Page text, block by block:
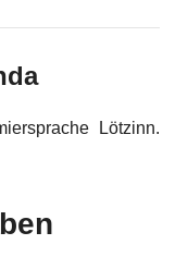
Lötzinn.